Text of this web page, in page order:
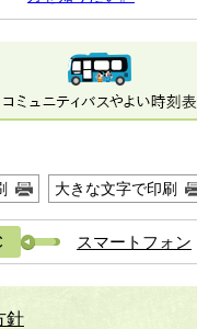
大きな文字で印刷
スマートフォン
針